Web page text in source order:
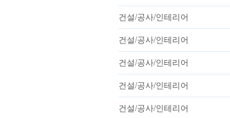
건설/공사/인테리어
건설/공사/인테리어
건설/공사/인테리어
건설/공사/인테리어
건설/공사/인테리어